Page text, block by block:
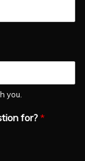
you.
for? *